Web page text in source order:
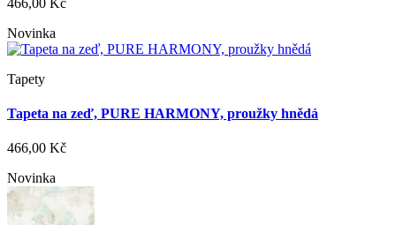
Novinka
Tapety
Tapeta na zeď, PURE HARMONY, proužky hnědá
466,00 Kč
Novinka